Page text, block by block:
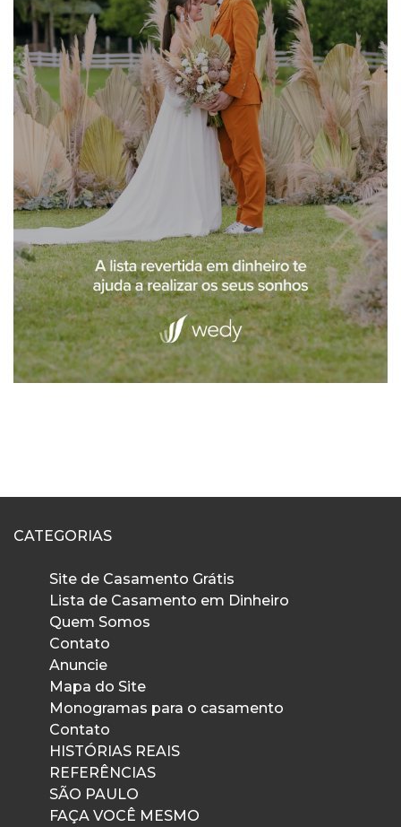
CATEGORIAS
Site de Casamento Grátis
Lista de Casamento em Dinheiro
Quem Somos
Contato
Anuncie
Mapa do Site
Monogramas para o casamento
Contato
HISTÓRIAS REAIS
REFERÊNCIAS
SÃO PAULO
FAÇA VOCÊ MESMO